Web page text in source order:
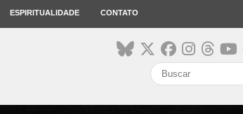
ESPIRITUALIDADE CONTATO